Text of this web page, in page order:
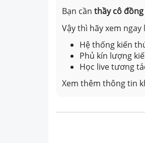
Bạn cần thầy cô
Vậy thì hãy xem ngay
Hệ thống kiến
Phủ kín lượng
Học live tương
Xem thêm thông tin